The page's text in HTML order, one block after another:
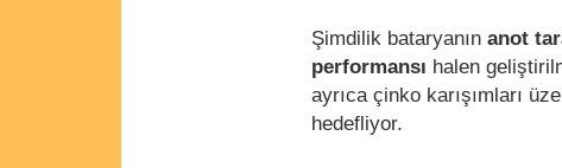
Şimdilik bataryanın anot
performansı halen
ayrıca çinko karışımları
hedefliyor.